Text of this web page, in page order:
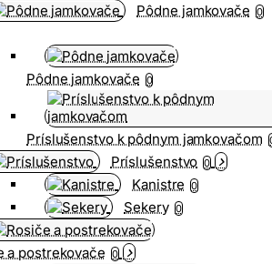
Pôdne jamkovače 0
Pôdne jamkovače 0
Príslušenstvo k pôdnym jamkovačom
Príslušenstvo 0
Kanistre 0
Sekery 0
a postrekovače 0